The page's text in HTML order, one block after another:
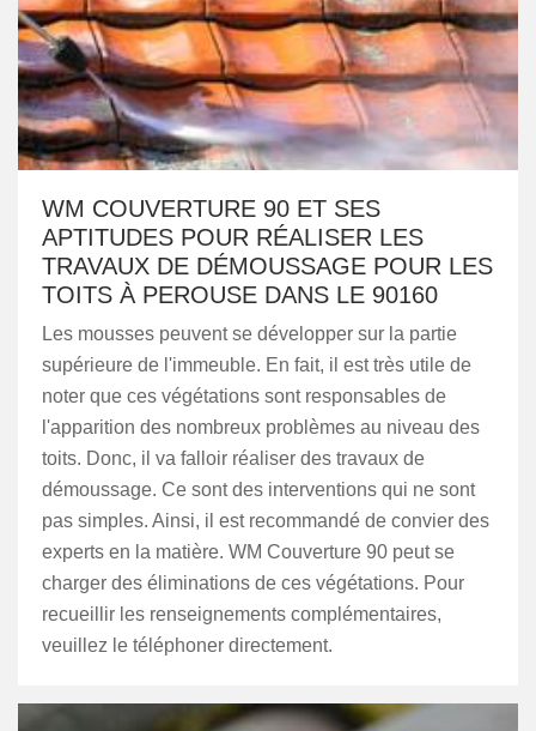
WM COUVERTURE 90 ET SES
APTITUDES POUR RÉALISER LES
TRAVAUX DE DÉMOUSSAGE POUR LES
TOITS À PEROUSE DANS LE 90160
Les mousses peuvent se développer sur la partie
supérieure de l'immeuble. En fait, il est très utile de
noter que ces végétations sont responsables de
l'apparition des nombreux problèmes au niveau des
toits. Donc, il va falloir réaliser des travaux de
démoussage. Ce sont des interventions qui ne sont
pas simples. Ainsi, il est recommandé de convier des
experts en la matière. WM Couverture 90 peut se
charger des éliminations de ces végétations. Pour
recueillir les renseignements complémentaires,
veuillez le téléphoner directement.